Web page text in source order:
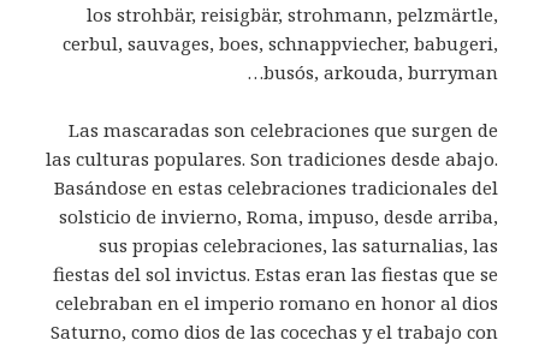
los strohbär, reisigbär, strohmann, pelzmärtle,
cerbul, sauvages, boes, schnappviecher, babugeri,
busós, arkouda, burryman…
Las mascaradas son celebraciones que surgen de
las culturas populares. Son tradiciones desde abajo.
Basándose en estas celebraciones tradicionales del
solsticio de invierno, Roma, impuso, desde arriba,
sus propias celebraciones, las saturnalias, las
fiestas del sol invictus. Estas eran las fiestas que se
celebraban en el imperio romano en honor al dios
Saturno, como dios de las cocechas y el trabajo con